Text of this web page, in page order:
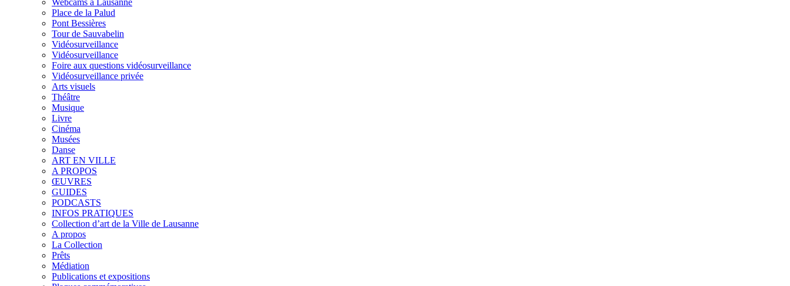
Place de la Palud
Pont Bessières
Tour de Sauvabelin
Vidéosurveillance
Vidéosurveillance
Foire aux questions vidéosurveillance
Vidéosurveillance privée
Arts visuels
Théâtre
Musique
Livre
Cinéma
Musées
Danse
ART EN VILLE
A PROPOS
ŒUVRES
GUIDES
PODCASTS
INFOS PRATIQUES
Collection d’art de la Ville de Lausanne
A propos
La Collection
Prêts
Médiation
Publications et expositions